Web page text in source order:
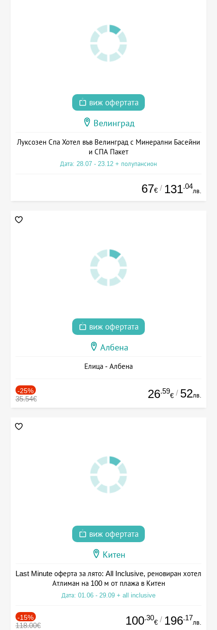
виж офертата
Велинград
Луксозен Спа Хотел във Велинград с Минерални Басейни
и СПА Пакет
Дата: 28.07 - 23.12 + полупансион
67€ / 131.04
лв.
виж офертата
Албена
Елица - Албена
-25%
35.54€ 26.59
€ / 52лв.
виж офертата
Китен
Last Minute оферта за лято: All Inclusive, реновиран хотел
Атлиман на 100 м от плажа в Китен
Дата: 01.06 - 29.09 + all inclusive
-15%
118.00€ 100.30
€ / 196.17
лв.